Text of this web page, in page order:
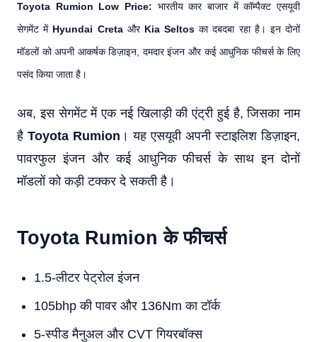
Toyota Rumion Low Price: भारतीय कार बाजार में कॉम्पैक्ट एसयूवी
सेगमेंट में Hyundai Cretaऔर Kia Seltos का दबदबा रहा है। इन दोनों
मॉडलों को अपनी आकर्षक डिज़ाइन, दमदार इंजन और कई आधुनिक फीचर्स के लिए
पसंद किया जाता है।
अब, इस सेगमेंट में एक नई खिलाड़ी की एंट्री हुई है, जिसका नाम
है Toyota Rumion । यह एसयूवी अपनी स्टाइलिश डिज़ाइन,
पावरफुल इंजन और कई आधुनिक फीचर्स के साथ इन दोनों
मॉडलों को कड़ी टक्कर दे सकती है।
Toyota Rumion के फीचर्स
1.5-लीटर पेट्रोल इंजन
105bhp की पावर और 136Nm का टॉर्क
5-स्पीड मैनुअल और CVT गियरबॉक्स